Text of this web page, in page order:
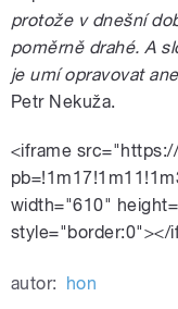
protože v dnešní
poměrně drahé. A
je umí opravovat
Petr Nekuža.
<iframe
width="610"
style="border:0"></
autor: hon